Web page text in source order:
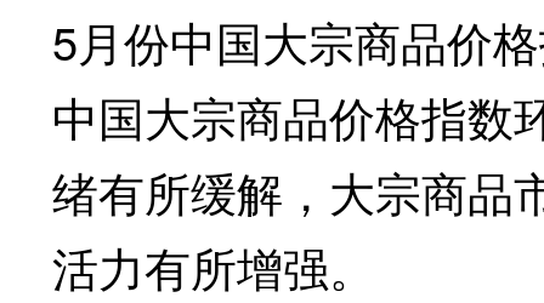
5月份中国大宗商品价
中国大宗商品价格指数
绪有所缓解，大宗商品
活力有所增强。